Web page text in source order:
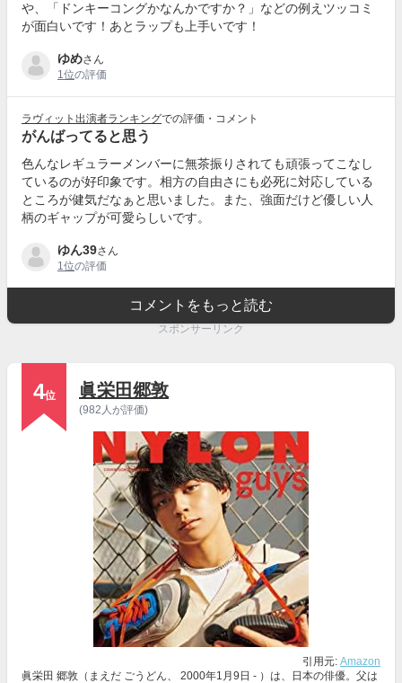
や、「ドンキーコングかなんかですか？」などの例えツッコミ
が面白いです！あとラップも上手いです！
ゆめさん
1位の評価
ラヴィット出演者ランキングでの評価・コメント
がんばってると思う
色んなレギュラーメンバーに無茶振りされても頑張ってこなし
ているのが好印象です。相方の自由さにも必死に対応している
ところが健気だなぁと思いました。また、強面だけど優しい人
柄のギャップが可愛らしいです。
ゆん39さん
1位の評価
コメントをもっと読む
スポンサーリンク
4位 眞栄田郷敦
(982人が評価)
引用元: Amazon
眞栄田 郷敦（まえだ ごうどん、 2000年1月9日 - ）は、日本の俳優。父は